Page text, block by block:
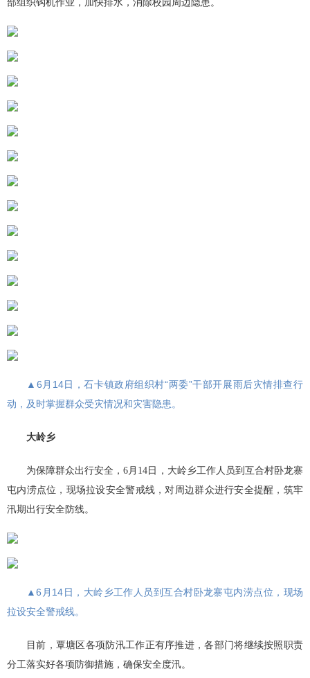
部组织钩机作业，加快排水，消除校园周边隐患。
▲6月14日，石卡镇政府组织村“两委”干部开展雨后灾情排查行
动，及时掌握群众受灾情况和灾害隐患。
大岭乡
为保障群众出行安全，6月14日，大岭乡工作人员到互合村卧龙寨
屯内涝点位，现场拉设安全警戒线，对周边群众进行安全提醒，筑牢
汛期出行安全防线。
▲6月14日，大岭乡工作人员到互合村卧龙寨屯内涝点位，现场
拉设安全警戒线。
目前，覃塘区各项防汛工作正有序推进，各部门将继续按照职责
分工落实好各项防御措施，确保安全度汛。